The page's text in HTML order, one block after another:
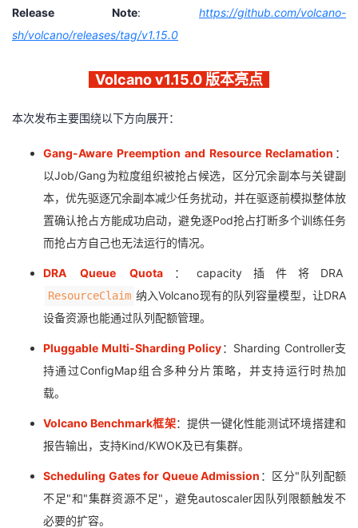
者
我
支
的
持
我
建
Release Note: https://github.com/volcano-
sh/volcano/releases/tag/v1.15.0
Volcano v1.15.0 版本亮点
本次发布主要围绕以下方向展开：
Gang-Aware Preemption and Resource Reclamation ：
以Job/Gang为粒度组织被抢占候选，区分冗余副本与关键副
本，优先驱逐冗余副本减少任务扰动，并在驱逐前模拟整体放
置确认抢占方能成功启动，避免逐Pod抢占打断多个训练任务
而抢占方自己也无法运行的情况。
DRA Queue Quota ：capacity插件将DRA
ResourceClaim 纳入Volcano现有的队列容量模型，让DRA
设备资源也能通过队列配额管理。
Pluggable Multi-Sharding Policy：Sharding Controller支
持通过ConfigMap组合多种分片策略，并支持运行时热加
载。
Volcano Benchmark框架：提供一键化性能测试环境搭建和
报告输出，支持Kind/KWOK及已有集群。
Scheduling Gates for Queue Admission ：区分"队列配额
不足"和"集群资源不足"，避免autoscaler因队列限额触发不
必要的扩容。